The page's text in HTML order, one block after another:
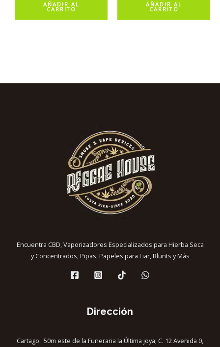
AÑADIR AL
CARRITO
AÑADIR AL
CARRITO
Encuentra CBD, Vaporizadores Especializados para Hierba Seca
y Concentrados, Pipas, Papeles para Liar, Blunts y Más
Dirección
Cartago. 50m este de la Funeraria la Última joya, C. 12 Avenida 0,